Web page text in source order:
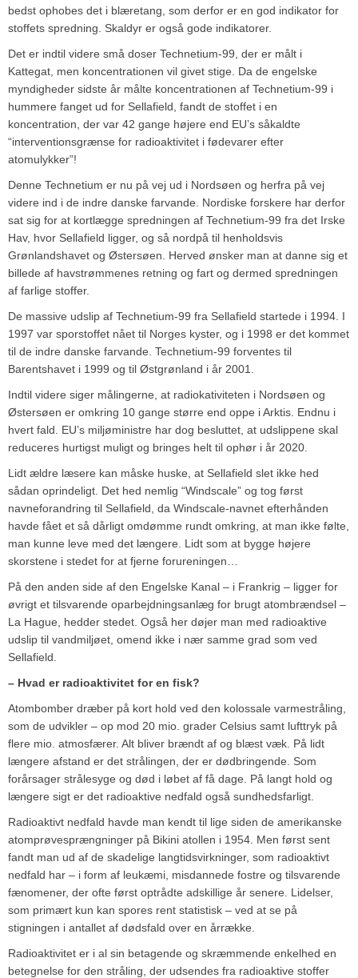
bedst ophobes det i blæretang, som derfor er en god indikator for
stoffets spredning. Skaldyr er også gode indikatorer.
Det er indtil videre små doser Technetium-99, der er målt i
Kattegat, men koncentrationen vil givet stige. Da de engelske
myndigheder sidste år målte koncentrationen af Technetium-99 i
hummere fanget ud for Sellafield, fandt de stoffet i en
koncentration, der var 42 gange højere end EU’s såkaldte
“interventionsgrænse for radioaktivitet i fødevarer efter
atomulykker”!
Denne Technetium er nu på vej ud i Nordsøen og herfra på vej
videre ind i de indre danske farvande. Nordiske forskere har derfor
sat sig for at kortlægge spredningen af Technetium-99 fra det Irske
Hav, hvor Sellafield ligger, og så nordpå til henholdsvis
Grønlandshavet og Østersøen. Herved ønsker man at danne sig et
billede af havstrømmenes retning og fart og dermed spredningen
af farlige stoffer.
De massive udslip af Technetium-99 fra Sellafield startede i 1994. I
1997 var sporstoffet nået til Norges kyster, og i 1998 er det kommet
til de indre danske farvande. Technetium-99 forventes til
Barentshavet i 1999 og til Østgrønland i år 2001.
Indtil videre siger målingerne, at radiokativiteten i Nordsøen og
Østersøen er omkring 10 gange større end oppe i Arktis. Endnu i
hvert fald. EU’s miljøministre har dog besluttet, at udslippene skal
reduceres hurtigst muligt og bringes helt til ophør i år 2020.
Lidt ældre læsere kan måske huske, at Sellafield slet ikke hed
sådan oprindeligt. Det hed nemlig “Windscale” og tog først
navneforandring til Sellafield, da Windscale-navnet efterhånden
havde fået et så dårligt omdømme rundt omkring, at man ikke følte,
man kunne leve med det længere. Lidt som at bygge højere
skorstene i stedet for at fjerne forureningen…
På den anden side af den Engelske Kanal – i Frankrig – ligger for
øvrigt et tilsvarende oparbejdningsanlæg for brugt atombrændsel –
La Hague, hedder stedet. Også her døjer man med radioaktive
udslip til vandmiljøet, omend ikke i nær samme grad som ved
Sellafield.
– Hvad er radioaktivitet for en fisk?
Atombomber dræber på kort hold ved den kolossale varmestråling,
som de udvikler – op mod 20 mio. grader Celsius samt lufttryk på
flere mio. atmosfærer. Alt bliver brændt af og blæst væk. På lidt
længere afstand er det strålingen, der er dødbringende. Som
forårsager strålesyge og død i løbet af få dage. På langt hold og
længere sigt er det radioaktive nedfald også sundhedsfarligt.
Radioaktivt nedfald havde man kendt til lige siden de amerikanske
atomprøvesprængninger på Bikini atollen i 1954. Men først sent
fandt man ud af de skadelige langtidsvirkninger, som radioaktivt
nedfald har – i form af leukæmi, misdannede fostre og tilsvarende
fænomener, der ofte først optrådte adskillige år senere. Lidelser,
som primært kun kan spores rent statistisk – ved at se på
stigningen i antallet af dødsfald over en årrække.
Radioaktivitet er i al sin betagende og skræmmende enkelhed en
betegnelse for den stråling, der udsendes fra radioaktive stoffer